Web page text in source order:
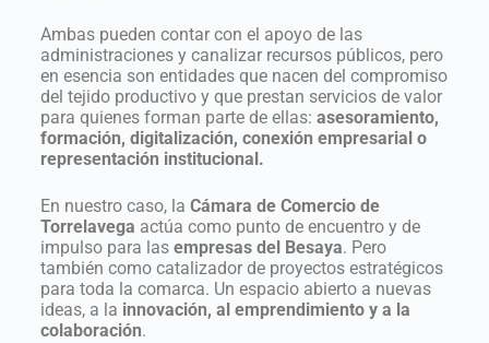
Ambas pueden contar con el apoyo de las
administraciones y canalizar recursos públicos, pero
en esencia son entidades que nacen del compromiso
del tejido productivo y que prestan servicios de valor
para quienes forman parte de ellas: asesoramiento,
formación, digitalización, conexión empresarial o
representación institucional.
En nuestro caso, la Cámara de Comercio de
Torrelavega actúa como punto de encuentro y de
impulso para las empresas del Besaya. Pero
también como catalizador de proyectos estratégicos
para toda la comarca. Un espacio abierto a nuevas
ideas, a la innovación, al emprendimiento y a la
colaboración.